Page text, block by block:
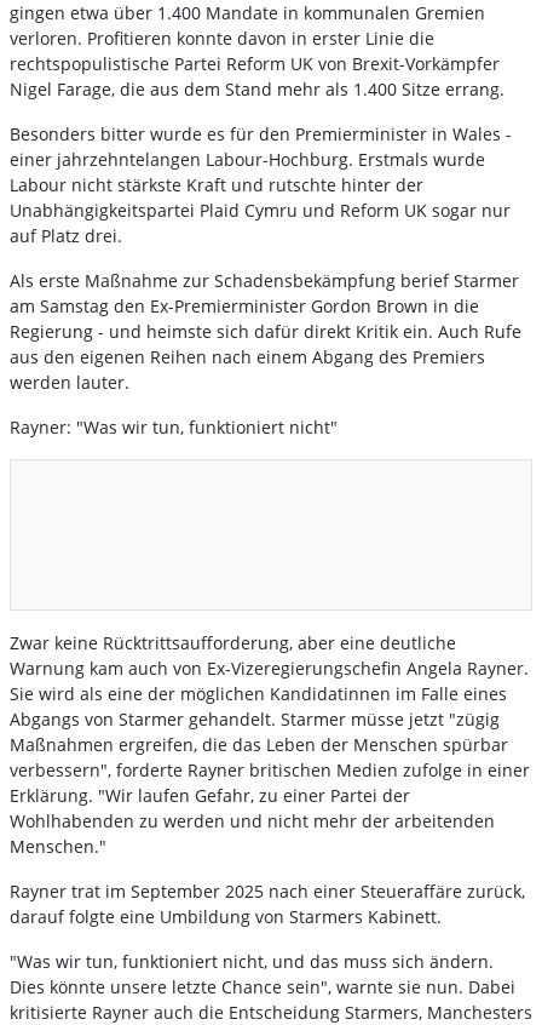
gingen etwa über 1.400 Mandate in kommunalen Gremien
verloren. Profitieren konnte davon in erster Linie die
rechtspopulistische Partei Reform UK von Brexit-Vorkämpfer
Nigel Farage, die aus dem Stand mehr als 1.400 Sitze errang.
Besonders bitter wurde es für den Premierminister in Wales -
einer jahrzehntelangen Labour-Hochburg. Erstmals wurde
Labour nicht stärkste Kraft und rutschte hinter der
Unabhängigkeitspartei Plaid Cymru und Reform UK sogar nur
auf Platz drei.
Als erste Maßnahme zur Schadensbekämpfung berief Starmer
am Samstag den Ex-Premierminister Gordon Brown in die
Regierung - und heimste sich dafür direkt Kritik ein. Auch Rufe
aus den eigenen Reihen nach einem Abgang des Premiers
werden lauter.
Rayner: "Was wir tun, funktioniert nicht"
Zwar keine Rücktrittsaufforderung, aber eine deutliche
Warnung kam auch von Ex-Vizeregierungschefin Angela Rayner.
Sie wird als eine der möglichen Kandidatinnen im Falle eines
Abgangs von Starmer gehandelt. Starmer müsse jetzt "zügig
Maßnahmen ergreifen, die das Leben der Menschen spürbar
verbessern", forderte Rayner britischen Medien zufolge in einer
Erklärung. "Wir laufen Gefahr, zu einer Partei der
Wohlhabenden zu werden und nicht mehr der arbeitenden
Menschen."
Rayner trat im September 2025 nach einer Steueraffäre zurück,
darauf folgte eine Umbildung von Starmers Kabinett.
"Was wir tun, funktioniert nicht, und das muss sich ändern.
Dies könnte unsere letzte Chance sein", warnte sie nun. Dabei
kritisierte Rayner auch die Entscheidung Starmers, Manchesters